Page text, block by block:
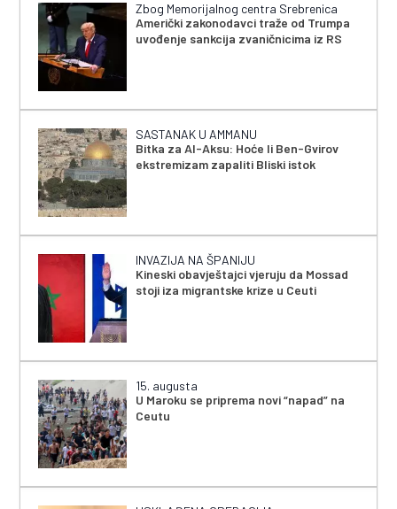
Zbog Memorijalnog centra Srebrenica
Američki zakonodavci traže od Trumpa
uvođenje sankcija zvaničnicima iz RS
SASTANAK U AMMANU
Bitka za Al-Aksu: Hoće li Ben-Gvirov
ekstremizam zapaliti Bliski istok
INVAZIJA NA ŠPANIJU
Kineski obavještajci vjeruju da Mossad
stoji iza migrantske krize u Ceuti
15. augusta
U Maroku se priprema novi “napad” na
Ceutu